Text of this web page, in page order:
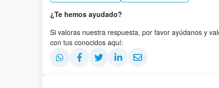
¿Te hemos ayudado?
Si valoras nuestra respuesta, por favor ayúdanos y
con tus conocidos aquí: